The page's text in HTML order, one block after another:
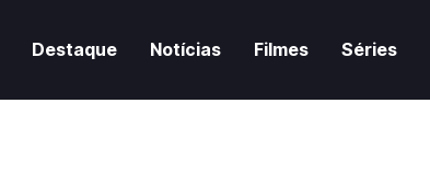
Destaque Notícias Filmes Séries